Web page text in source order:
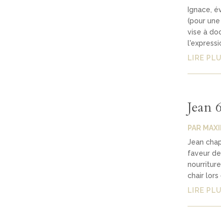
Ignace,
(pour
vise à
LIRE
Jean
PAR
Jean
faveur
chair lors
LIRE